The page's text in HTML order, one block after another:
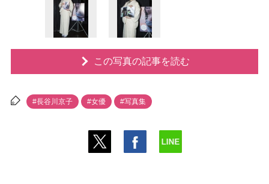
この写真の記事を読む
#長谷川京子 #女優 #写真集